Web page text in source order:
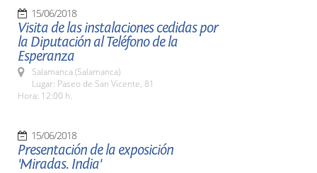
15/06/2018
Visita de las instalaciones cedidas por
la Diputación al Teléfono de la
Esperanza
Salamanca (Salamanca)
Lugar: Paseo de San Vicente, 81
Hora: 12:00 h.
15/06/2018
Presentación de la exposición
'Miradas. India'